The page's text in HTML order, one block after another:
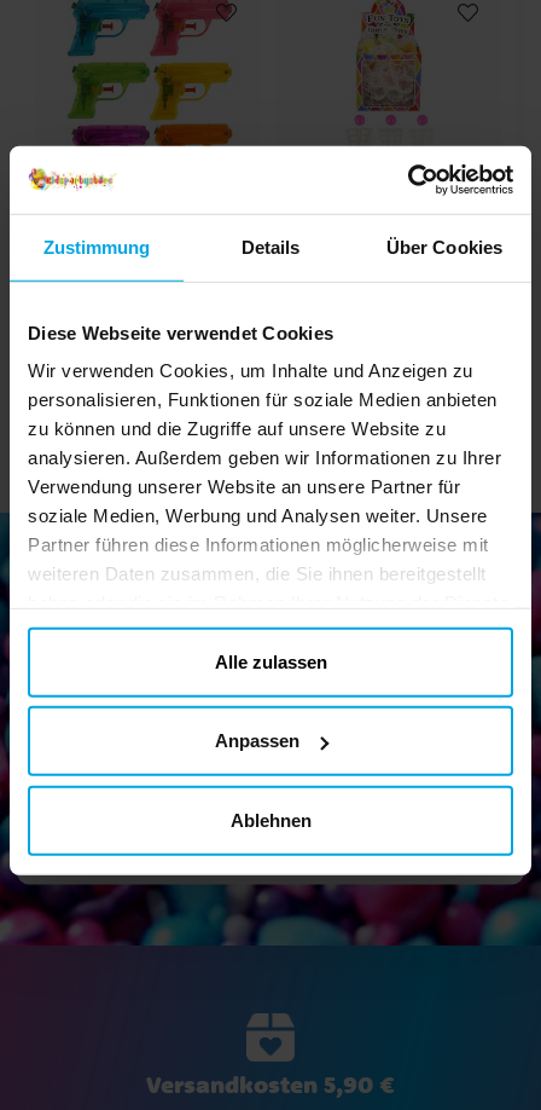
Zustimmung Details Über Cookies
Diese Webseite verwendet Cookies
Wir verwenden Cookies, um Inhalte und Anzeigen zu
personalisieren, Funktionen für soziale Medien anbieten
zu können und die Zugriffe auf unsere Website zu
analysieren. Außerdem geben wir Informationen zu Ihrer
Verwendung unserer Website an unsere Partner für
soziale Medien, Werbung und Analysen weiter. Unsere
Partner führen diese Informationen möglicherweise mit
weiteren Daten zusammen, die Sie ihnen bereitgestellt
gesammelt haben. Ihre Einwilligung können Sie jederzeit.
Alle zulassen
Anpassen
Ablehnen
IN DEN KORB IN DEN KORB
Newsletter!
Melden Sie sich für unseren Newsletter an und erhalten Sie
Senden
Versandkosten 5,90 €